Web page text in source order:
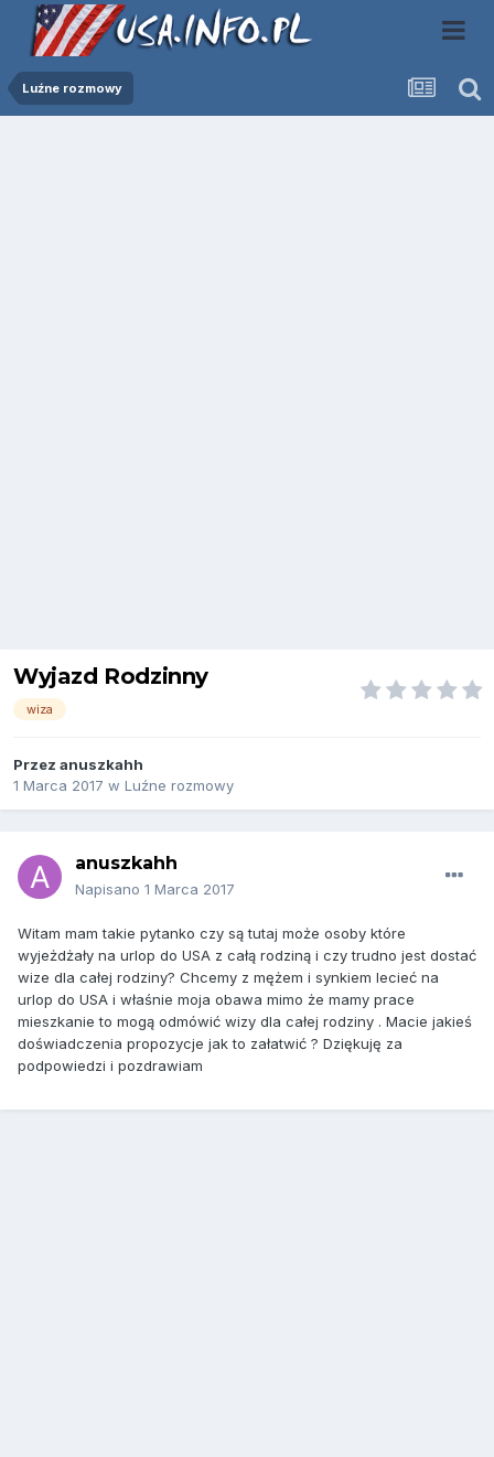
Luźne rozmowy
Wyjazd Rodzinny
wiza
Przez anuszkahh
1 Marca 2017 w Luźne rozmowy
anuszkahh
Napisano 1 Marca 2017
Witam mam takie pytanko czy są tutaj może osoby które
wyjeżdżały na urlop do USA z całą rodziną i czy trudno jest dostać
wize dla całej rodziny? Chcemy z mężem i synkiem lecieć na
urlop do USA i właśnie moja obawa mimo że mamy prace
mieszkanie to mogą odmówić wizy dla całej rodziny . Macie jakieś
doświadczenia propozycje jak to załatwić ? Dziękuję za
podpowiedzi i pozdrawiam